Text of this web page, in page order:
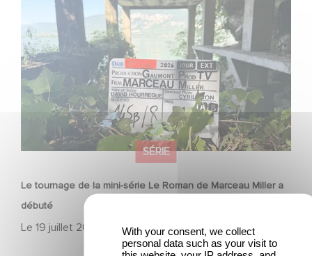
SÉRIE
Le tournage de la mini-série Le Roman de Marceau Miller a
débuté
Le 19 juillet 2026
Le tournage de la mini-série Le Roman de Marceau Miller
a débuté
With your consent, we collect
personal data such as your visit to